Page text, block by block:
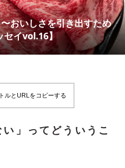
おいしさを引き出すため
セイvol.16】
ルとURLをコピーする
い」ってどういうこ